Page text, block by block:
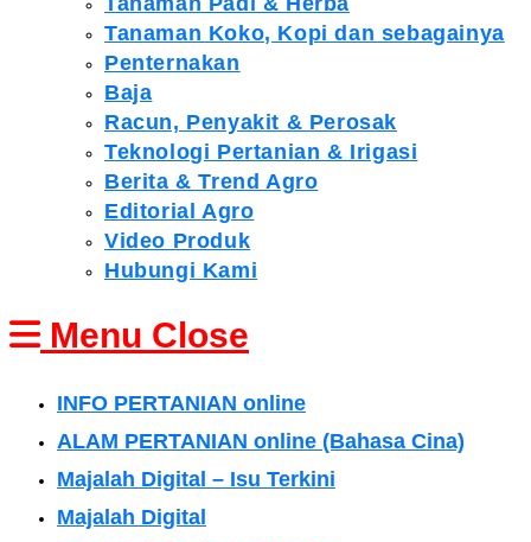
Tanaman Koko, Kopi dan sebagainya
Penternakan
Baja
Racun, Penyakit & Perosak
Teknologi Pertanian & Irigasi
Berita & Trend Agro
Editorial Agro
Video Produk
Hubungi Kami
Menu Close
INFO PERTANIAN online
ALAM PERTANIAN online (Bahasa Cina)
Majalah Digital – Isu Terkini
Majalah Digital